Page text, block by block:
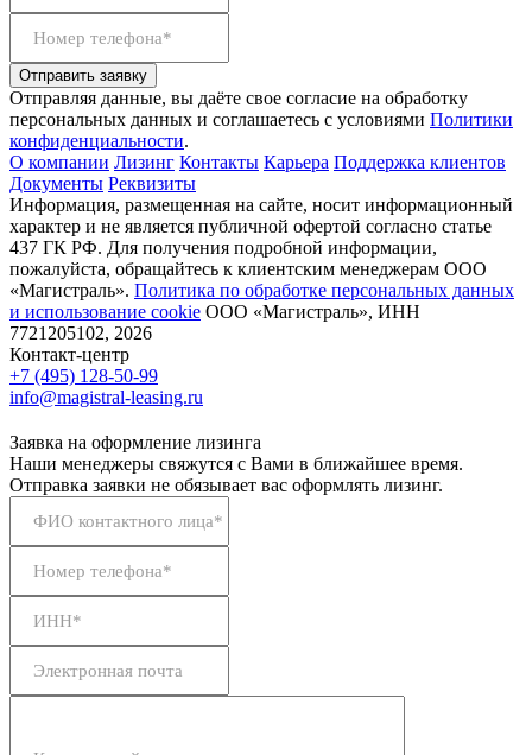
Номер телефона*
Отправить заявку
Отправляя данные, вы даёте свое согласие на обработку
персональных данных и соглашаетесь с условиями Политики
конфиденциальности.
О компании Лизинг Контакты Карьера Поддержка клиентов
Документы Реквизиты
Информация, размещенная на сайте, носит информационный
характер и не является публичной офертой согласно статье
437 ГК РФ. Для получения подробной информации,
пожалуйста, обращайтесь к клиентским менеджерам ООО
«Магистраль». Политика по обработке персональных данных
и использование сookie ООО «Магистраль», ИНН
7721205102, 2026
Контакт-центр
+7 (495) 128-50-99
info@magistral-leasing.ru
Заявка на оформление лизинга
Наши менеджеры свяжутся с Вами в ближайшее время.
Отправка заявки не обязывает вас оформлять лизинг.
ФИО контактного лица*
Номер телефона*
ИНН*
Электронная почта